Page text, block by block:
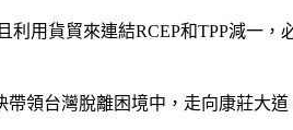
利用貨貿來連結RCEP和TPP減一，
領台灣脫離困境中，走向康莊大